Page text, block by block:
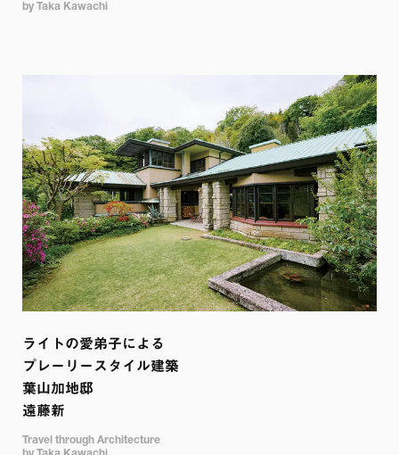
by Taka Kawachi
ライトの愛弟子による
プレーリースタイル建築
葉山加地邸
遠藤新
Travel through Architecture